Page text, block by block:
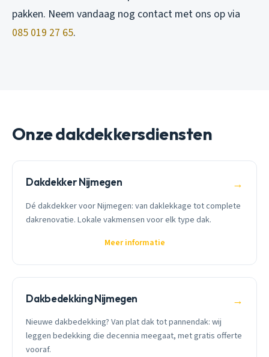
pakken. Neem vandaag nog contact met ons op via
085 019 27 65.
Onze dakdekkersdiensten
Dakdekker Nijmegen →
Dé dakdekker voor Nijmegen: van daklekkage tot complete
dakrenovatie. Lokale vakmensen voor elk type dak.
Meer informatie
Dakbedekking Nijmegen →
Nieuwe dakbedekking? Van plat dak tot pannendak: wij
leggen bedekking die decennia meegaat, met gratis offerte
vooraf.